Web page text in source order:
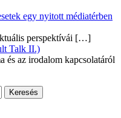
egy nyitott médiatérben
perspektívái […]
Talk II.)
és az irodalom kapcsolatáról